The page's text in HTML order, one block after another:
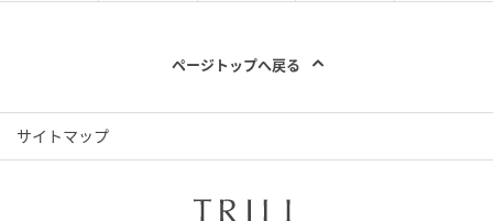
ページトップへ戻る
サイトマップ